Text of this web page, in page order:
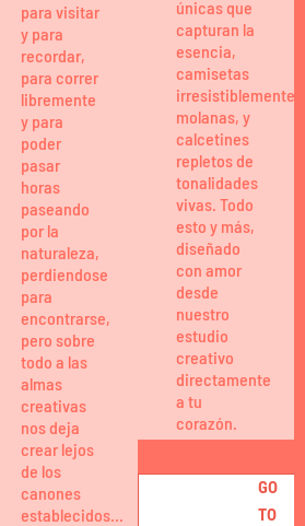
para visitar
y para
recordar,
para correr
libremente
y para
poder
pasar
horas
paseando
por la
naturaleza,
perdiendose
para
encontrarse,
pero sobre
todo a las
almas
creativas
nos deja
crear lejos
de los
canones
establecidos...
únicas que
capturan la
esencia,
camisetas
irresistiblemente
molanas, y
calcetines
repletos de
tonalidades
vivas. Todo
esto y más,
diseñado
con amor
desde
nuestro
estudio
creativo
directamente
a tu
corazón.
GO
TO